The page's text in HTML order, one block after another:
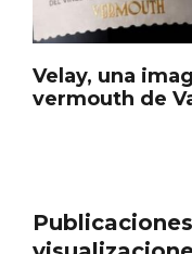
Velay, una
vermouth de